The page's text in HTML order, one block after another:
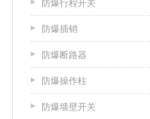
防爆行程开关
防爆插销
防爆断路器
防爆操作柱
防爆墙壁开关